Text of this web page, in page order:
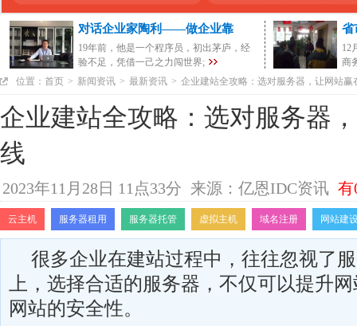
对话企业家陶利——做企业靠
19年前，他是一个程序员，初出茅庐，经
验不足，凭借一己之力闯世界;
省
12
商
位置： 首页 > 新闻资讯 > 最新资讯 > 企业建站全攻略：选对服务器，让网站赢
企业建站全攻略：选对服务器
线
2023年11月28日 11点33分 来源：亿恩IDC资讯 有
云主机 服务器租用 服务器托管 虚拟主机 域名注册 网站建
很多企业在建站过程中，往往忽视了
上，选择合适的服务器，不仅可以提升
网站的安全性。